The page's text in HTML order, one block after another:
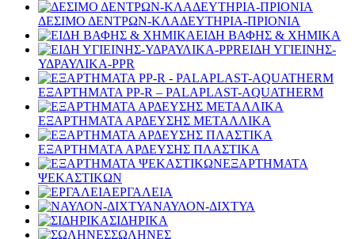
ΔΕΣΙΜΟ ΔΕΝΤΡΩΝ-ΚΛΑΔΕΥΤΗΡΙΑ-ΠΡΙΟΝΙΑ
ΕΙΔΗ ΒΑΦΗΣ & ΧΗΜΙΚΑ
ΕΙΔΗ ΥΓΙΕΙΝΗΣ-
ΥΔΡΑΥΛΙΚΑ-PPR
ΕΞΑΡΤΗΜΑΤΑ PP-R – PALAPLAST-AQUATHERM
ΕΞΑΡΤΗΜΑΤΑ ΑΡΔΕΥΣΗΣ ΜΕΤΑΛΛΙΚΑ
ΕΞΑΡΤΗΜΑΤΑ ΑΡΔΕΥΣΗΣ ΠΛΑΣΤΙΚΑ
ΕΞΑΡΤΗΜΑΤΑ
ΨΕΚΑΣΤΙΚΩΝ
ΕΡΓΑΛΕΙΑ
ΝΑΥΛΟΝ-ΔΙΧΤΥΑ
ΣΙΔΗΡΙΚΑ
ΣΩΛΗΝΕΣ